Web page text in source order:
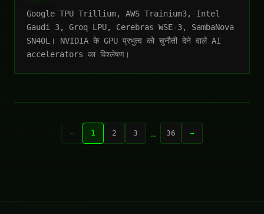
Google TPU Trillium, AWS Trainium3, Intel
Gaudi 3, Groq LPU, Cerebras WSE-3, SambaNova
SN40L। NVIDIA के GPU प्रभुत्व को चुनौती देने वाले AI
accelerators का विश्लेषण।
← 1 2 3 … 36 →